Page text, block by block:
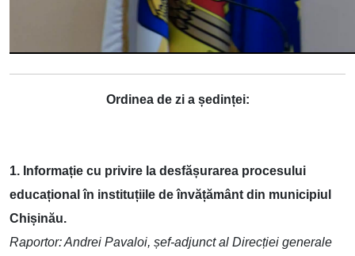
Ordinea de zi a ședinței:
1. Informație cu privire la desfășurarea procesului
educațional în instituțiile de învățământ din municipiul
Chișinău.
Raportor: Andrei Pavaloi, șef-adjunct al Direcției generale